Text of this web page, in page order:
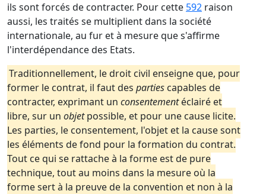
ils sont forcés de contracter. Pour cette 592 raison
aussi, les traités se multiplient dans la société
internationale, au fur et à mesure que s'affirme
l'interdépendance des Etats.
Traditionnellement, le droit civil enseigne que, pour
former le contrat, il faut des parties capables de
contracter, exprimant un consentementéclairé et
libre, sur un objetpossible, et pour une cause licite.
Les parties, le consentement, l'objet et la cause sont
les éléments de fond pour la formation du contrat.
Tout ce qui se rattache à la forme est de pure
technique, tout au moins dans la mesure où la
forme sert à la preuve de la convention et non à la